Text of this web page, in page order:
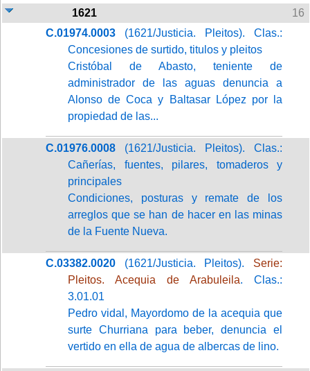
1621
16
C.01974.0003 (1621/Justicia. Pleitos). Clas.:
Concesiones de surtido, titulos y pleitos
Cristóbal de Abasto, teniente de
administrador de las aguas denuncia a
Alonso de Coca y Baltasar López por la
propiedad de las...
C.01976.0008 (1621/Justicia. Pleitos). Clas.:
Cañerías, fuentes, pilares, tomaderos y
principales
Condiciones, posturas y remate de los
arreglos que se han de hacer en las minas
de la Fuente Nueva.
C.03382.0020 (1621/Justicia. Pleitos). Serie:
Pleitos. Acequia de Arabuleila. Clas.:
3.01.01
Pedro vidal, Mayordomo de la acequia que
surte Churriana para beber, denuncia el
vertido en ella de agua de albercas de lino.